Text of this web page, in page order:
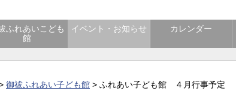
ふれあいこども
館
イベント・お知らせ カレンダー
御祓ふれあい子ども館 > ふれあい子ども館 ４月行事予定